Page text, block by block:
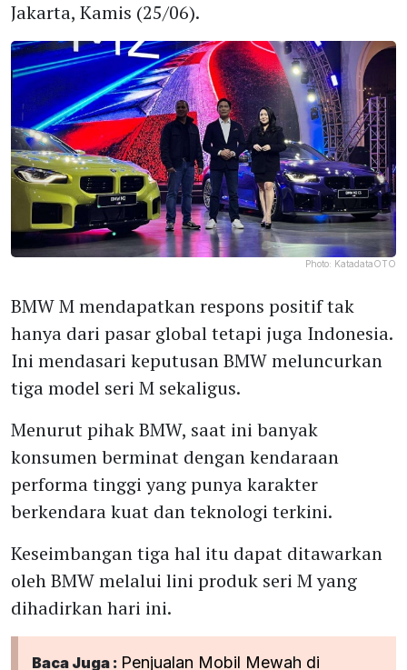
Jakarta, Kamis (25/06).
Photo: KatadataOTO
BMW M mendapatkan respons positif tak
hanya dari pasar global tetapi juga Indonesia.
Ini mendasari keputusan BMW meluncurkan
tiga model seri M sekaligus.
Menurut pihak BMW, saat ini banyak
konsumen berminat dengan kendaraan
performa tinggi yang punya karakter
berkendara kuat dan teknologi terkini.
Keseimbangan tiga hal itu dapat ditawarkan
oleh BMW melalui lini produk seri M yang
dihadirkan hari ini.
Baca Juga : Penjualan Mobil Mewah di